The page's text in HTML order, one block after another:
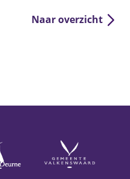
Naar overzicht